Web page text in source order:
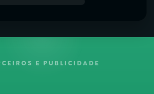
E PUBLICIDADE